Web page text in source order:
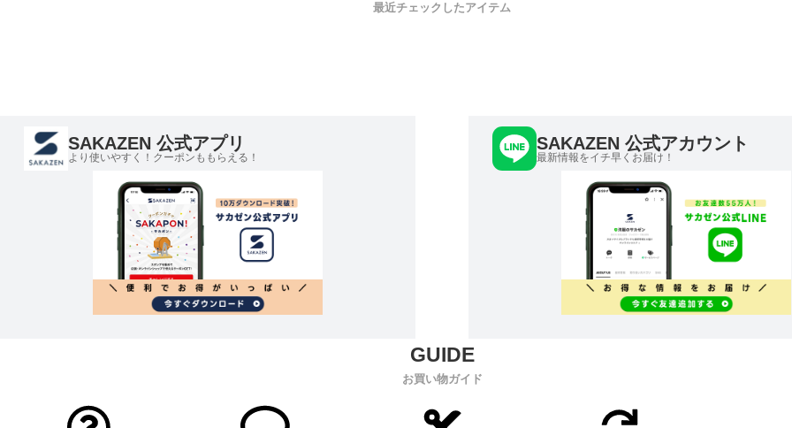
最近チェックしたアイテム
SAKAZEN 公式アプリ
より使いやすく！クーポンももらえる！
SAKAZEN 公式アカウント
最新情報をイチ早くお届け！
お買い物ガイド